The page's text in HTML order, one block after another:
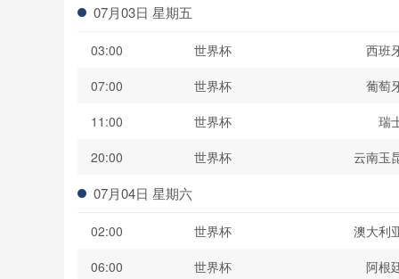
07月03日 星期五
03:00 世界杯
西班
07:00
世界杯
葡萄
11:00
世界杯
瑞
20:00
世界杯 云南玉
07月04日 星期六
02:00 世界杯
澳大利
06:00
世界杯
阿根